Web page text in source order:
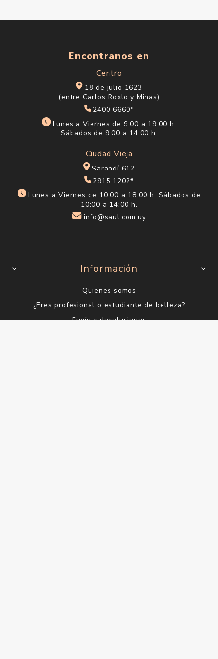
Encontranos en
Centro
18 de julio 1623
(entre Carlos Roxlo y Minas)
2400 6660*
Lunes a Viernes de 9:00 a 19:00 h.
Sábados de 9:00 a 14:00 h.
Ciudad Vieja
Sarandí 612
2915 1202*
Lunes a Viernes de 10:00 a 18:00 h. Sábados de
10:00 a 14:00 h.
info@saul.com.uy
Información
Quienes somos
¿Eres profesional o estudiante de belleza?
Envío y devoluciones